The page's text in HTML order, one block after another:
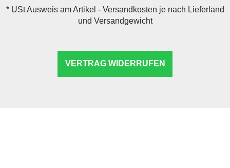
*USt Ausweis am Artikel - Versandkosten je nach Lieferland
und Versandgewicht
VERTRAG WIDERRUFEN